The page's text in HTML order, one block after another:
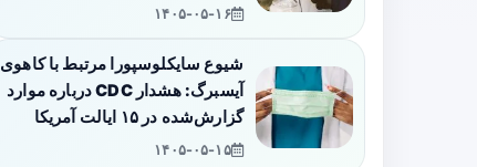
۱۴۰۵-۰۵-۱۶
شیوع سایکلوسپورا مرتبط با کاهوی
آیسبرگ: هشدار CDC درباره موارد
گزارش‌شده در ۱۵ ایالت آمریکا
۱۴۰۵-۰۵-۱۵